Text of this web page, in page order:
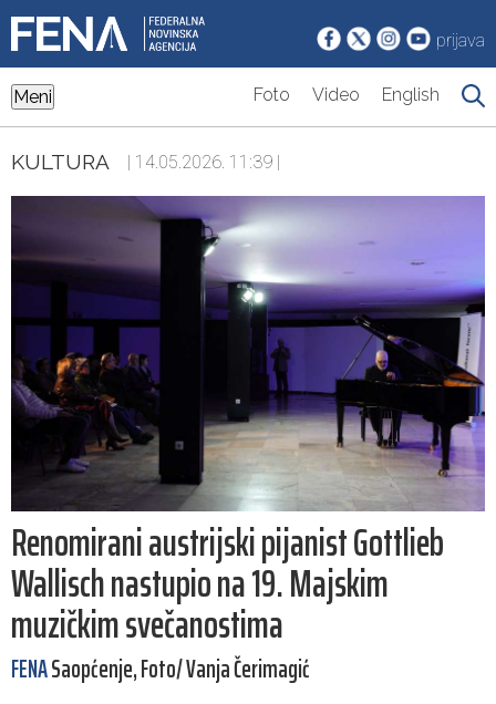
prijava
Meni Foto Video English
KULTURA | 14.05.2026. 11:39 |
Renomirani austrijski pijanist Gottlieb
Wallisch nastupio na 19. Majskim
muzičkim svečanostima
FENASaopćenje, Foto/ Vanja Čerimagić